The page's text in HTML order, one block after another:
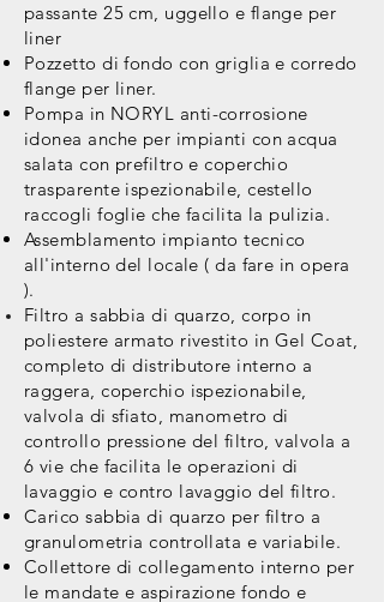
passante 25 cm, uggello e flange per
liner
Pozzetto di fondo con griglia e corredo
flange per liner.
Pompa in NORYL anti-corrosione
idonea anche per impianti con acqua
salata con prefiltro e coperchio
trasparente ispezionabile, cestello
raccogli foglie che facilita la pulizia.
Assemblamento impianto tecnico
all'interno del locale ( da fare in opera
).
Filtro a sabbia di quarzo, corpo in
poliestere armato rivestito in Gel Coat,
completo di distributore interno a
raggera, coperchio ispezionabile,
valvola di sfiato, manometro di
controllo pressione del filtro, valvola a
6 vie che facilita le operazioni di
lavaggio e contro lavaggio del filtro.
Carico sabbia di quarzo per filtro a
granulometria controllata e variabile.
Collettore di collegamento interno per
le mandate e aspirazione fondo e